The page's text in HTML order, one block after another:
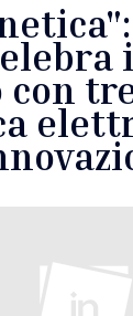
con